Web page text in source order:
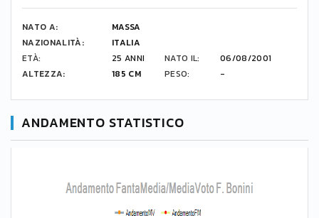
NATO A:
MASSA
NAZIONALITÀ:
ITALIA
ETÀ:
25 ANNI NATO IL:
06/08/2001
ALTEZZA:
185 CM PESO: -
ANDAMENTO STATISTICO